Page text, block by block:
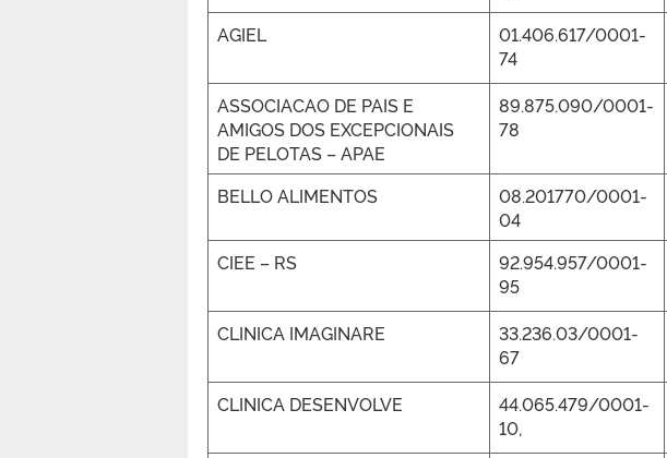
AGIEL
01.406.617/0001-
74
ASSOCIACAO DE PAIS E
AMIGOS DOS EXCEPCIONAIS
DE PELOTAS – APAE
89.875.090/0001-
78
BELLO ALIMENTOS
08.201770/0001-
04
CIEE – RS
92.954.957/0001-
95
CLINICA IMAGINARE
33.236.03/0001-
67
CLINICA DESENVOLVE
44.065.479/0001-
10,